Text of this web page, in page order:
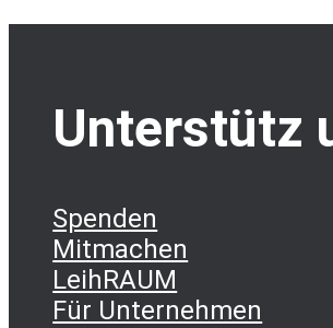
Unterstütz
Spenden
Mitmachen
LeihRAUM
Für Unternehmen